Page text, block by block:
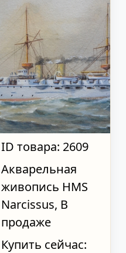
ID товара: 2609
Акварельная
живопись HMS
Narcissus, В
продаже
Купить сейчас: